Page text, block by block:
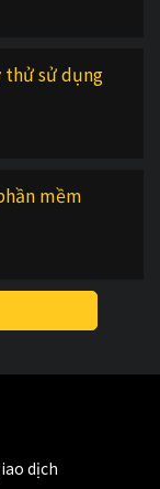
thử sử dụng
mềm
dịch